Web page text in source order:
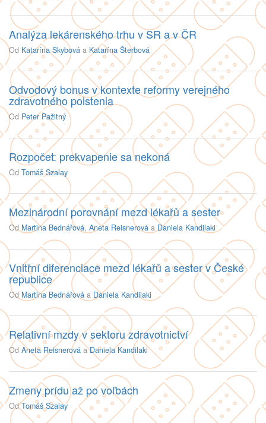
Analýza lekárenského trhu v SR a v ČR
Od Katarína Skybová a Katarína Šterbová
Odvodový bonus v kontexte reformy verejného
zdravotného poistenia
Od Peter Pažitný
Rozpočet: prekvapenie sa nekoná
Od Tomáš Szalay
Mezinárodní porovnání mezd lékařů a sester
Od Martina Bednářová, Aneta Reisnerová a Daniela Kandilaki
Vnitřní diferenciace mezd lékařů a sester v České
republice
Od Martina Bednářová a Daniela Kandilaki
Relativní mzdy v sektoru zdravotnictví
Od Aneta Reisnerová aDaniela Kandilaki
Zmeny prídu až po voľbách
OdTomáš Szalay